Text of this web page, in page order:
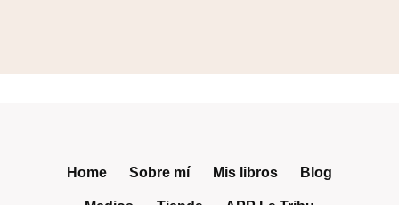
Home Sobre mí Mis libros Blog